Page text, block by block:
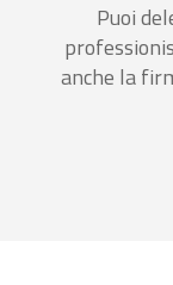
Puoi
anche la